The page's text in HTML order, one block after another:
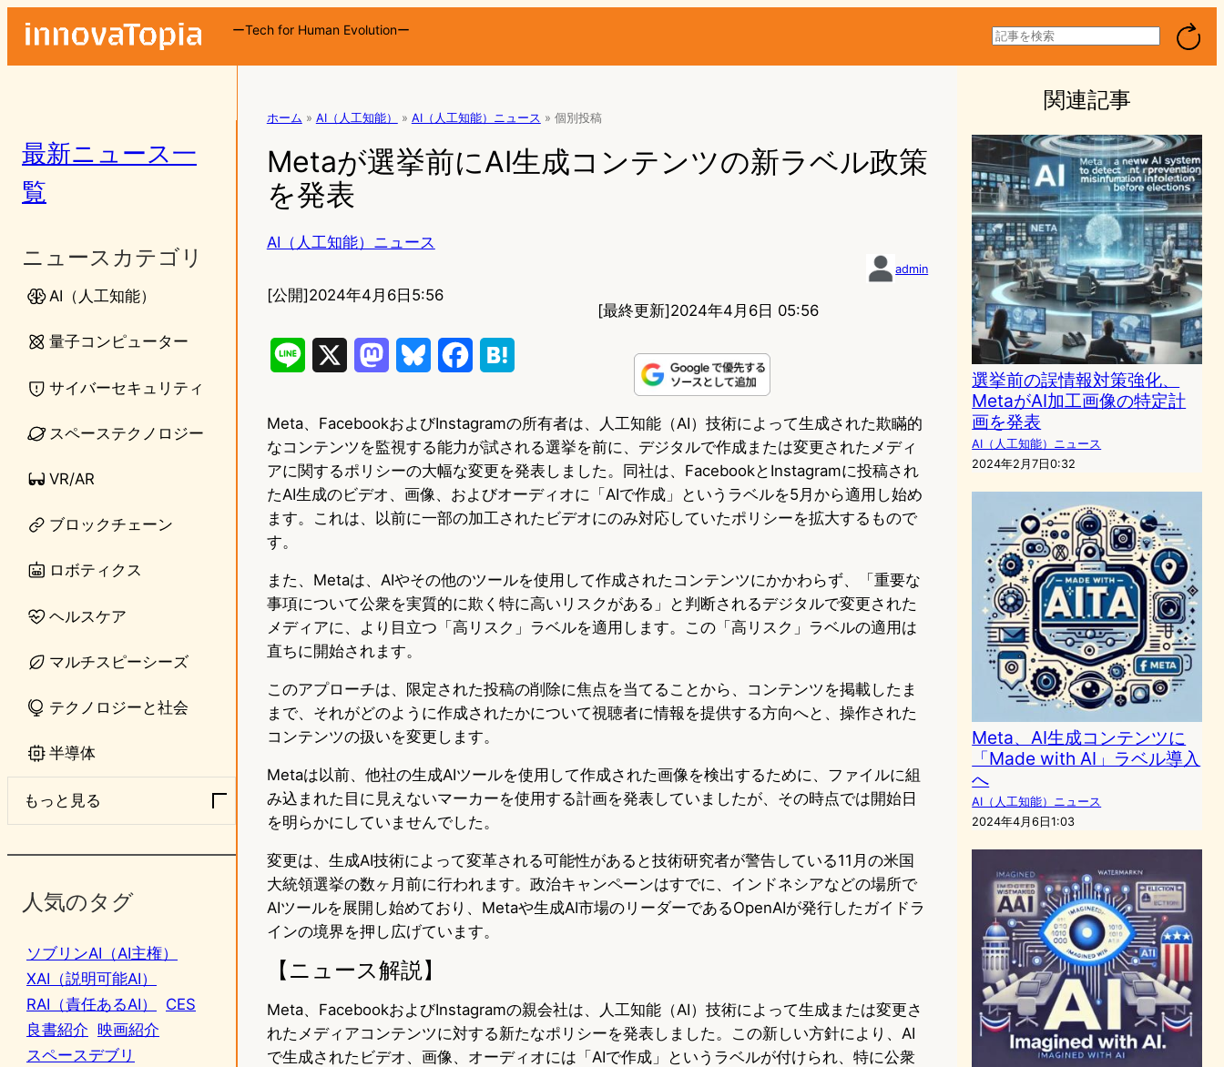
ーTech for Human Evolutionー
検
索
最新ニュース一
覧
ニュースカテゴリ
AI（人工知能）
量子コンピューター
サイバーセキュリティ
スペーステクノロジー
VR/AR
ブロックチェーン
ロボティクス
ヘルスケア
マルチスピーシーズ
テクノロジーと社会
半導体
もっと見る
人気のタグ
ソブリンAI（AI主権）
XAI（説明可能AI）
RAI（責任あるAI）
CES
良書紹介 映画紹介
スペースデブリ
ホーム » AI（人工知能） » AI（人工知能）ニュース » 個別投稿
Metaが選挙前にAI生成コンテンツの新ラベル政策
を発表
AI（人工知能）ニュース
admin
[公開]2024年4月6日5:56
[最終更新]2024年4月6日 05:56
n
e
s
t
o
d
n
u
e
s
k
c
e
b
o
k
t
e
n
a
Meta、FacebookおよびInstagramの所有者は、人工知能（AI）技術によって生成された欺瞞的
なコンテンツを監視する能力が試される選挙を前に、デジタルで作成または変更されたメディ
アに関するポリシーの大幅な変更を発表しました。同社は、FacebookとInstagramに投稿され
たAI生成のビデオ、画像、およびオーディオに「AIで作成」というラベルを5月から適用し始め
ます。これは、以前に一部の加工されたビデオにのみ対応していたポリシーを拡大するもので
す。
また、Metaは、AIやその他のツールを使用して作成されたコンテンツにかかわらず、「重要な
事項について公衆を実質的に欺く特に高いリスクがある」と判断されるデジタルで変更された
メディアに、より目立つ「高リスク」ラベルを適用します。この「高リスク」ラベルの適用は
直ちに開始されます。
このアプローチは、限定された投稿の削除に焦点を当てることから、コンテンツを掲載したま
まで、それがどのように作成されたかについて視聴者に情報を提供する方向へと、操作された
コンテンツの扱いを変更します。
Metaは以前、他社の生成AIツールを使用して作成された画像を検出するために、ファイルに組
み込まれた目に見えないマーカーを使用する計画を発表していましたが、その時点では開始日
を明らかにしていませんでした。
変更は、生成AI技術によって変革される可能性があると技術研究者が警告している11月の米国
大統領選挙の数ヶ月前に行われます。政治キャンペーンはすでに、インドネシアなどの場所で
AIツールを展開し始めており、Metaや生成AI市場のリーダーであるOpenAIが発行したガイドラ
インの境界を押し広げています。
【ニュース解説】
Meta、FacebookおよびInstagramの親会社は、人工知能（AI）技術によって生成または変更さ
れたメディアコンテンツに対する新たなポリシーを発表しました。この新しい方針により、AI
で生成されたビデオ、画像、オーディオには「AIで作成」というラベルが付けられ、特に公衆
関連記事
選挙前の誤情報対策強化、
MetaがAI加工画像の特定計
画を発表
AI（人工知能）ニュース
2024年2月7日0:32
Meta、AI生成コンテンツに
「Made with AI」ラベル導入
へ
AI（人工知能）ニュース
2024年4月6日1:03